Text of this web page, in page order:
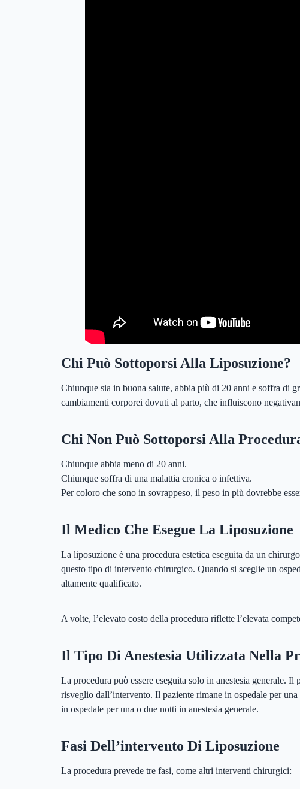
liposuzione
Chi Può Sottoporsi Alla Liposuzione?
Chiunque sia in buona salute, abbia più di 20 anni e soffra di
cambiamenti corporei dovuti al parto, che influiscono
Chi Non Può Sottoporsi Alla
Chiunque abbia meno di 20 anni.
Chiunque soffra di una malattia cronica o infettiva.
Per coloro che sono in sovrappeso, il peso in più dovrebbe
Il Medico Che Esegue La Liposuzione
La liposuzione è una procedura estetica eseguita da un
questo tipo di intervento chirurgico. Quando si sceglie un
altamente qualificato.
A volte, l’elevato costo della procedura riflette l’elevata
Il Tipo Di Anestesia Utilizzata Nella
La procedura può essere eseguita solo in anestesia generale.
risveglio dall’intervento. Il paziente rimane in ospedale per
in ospedale per una o due notti in anestesia generale.
Fasi Dell’intervento Di Liposuzione
La procedura prevede tre fasi, come altri interventi chirurgici: